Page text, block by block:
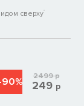
сверху
90% 2499р
249 р